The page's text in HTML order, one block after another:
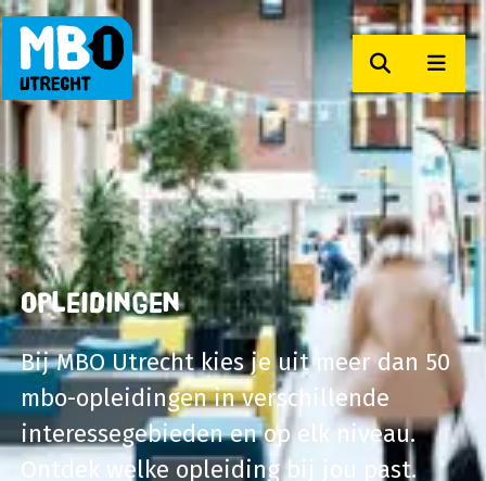
MBO Utrecht
Zoeken
Opleidingen
Bij MBO Utrecht kies je uit meer dan 50
mbo-opleidingen in verschillende
interessegebieden en op elk niveau.
Ontdek welke opleiding bij jou past.